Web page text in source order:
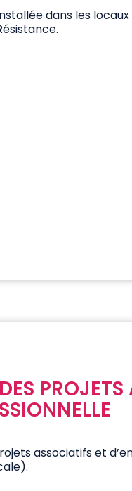
dans les
associatifs et